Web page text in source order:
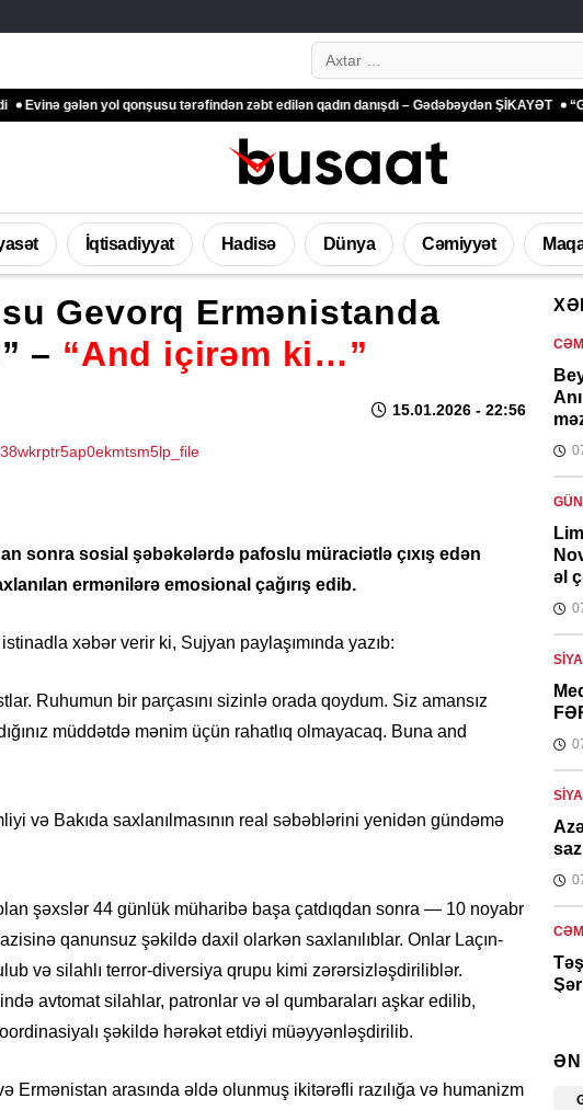
Search…
yol qonşusu tərəfindən zəbt edilən qadın danışdı – Gədəbəydən ŞİKAYƏT “Ganjavi
İqtisadiyyat Hadisə Dünya Cəmiyyət
Gevorq Ermənistanda
– “And içirəm ki…”
15.01.2026 - 22:56
sonra sosial şəbəkələrdə pafoslu müraciətlə çıxış edən
ermənilərə emosional çağırış edib.
xəbər verir ki, Sujyan paylaşımında yazıb:
Ruhumun bir parçasını sizinlə orada qoydum. Siz amansız
müddətdə mənim üçün rahatlıq olmayacaq. Buna and
və Bakıda saxlanılmasının real səbəblərini yenidən gündəmə
şəxslər 44 günlük müharibə başa çatdıqdan sonra — 10 noyabr
qanunsuz şəkildə daxil olarkən saxlanılıblar. Onlar Laçın-
və silahlı terror-diversiya qrupu kimi zərərsizləşdiriliblər.
avtomat silahlar, patronlar və əl qumbaraları aşkar edilib,
şəkildə hərəkət etdiyi müəyyənləşdirilib.
Ermənistan arasında əldə olunmuş ikitərəfli razılığa və humanizm
əl
ƏN